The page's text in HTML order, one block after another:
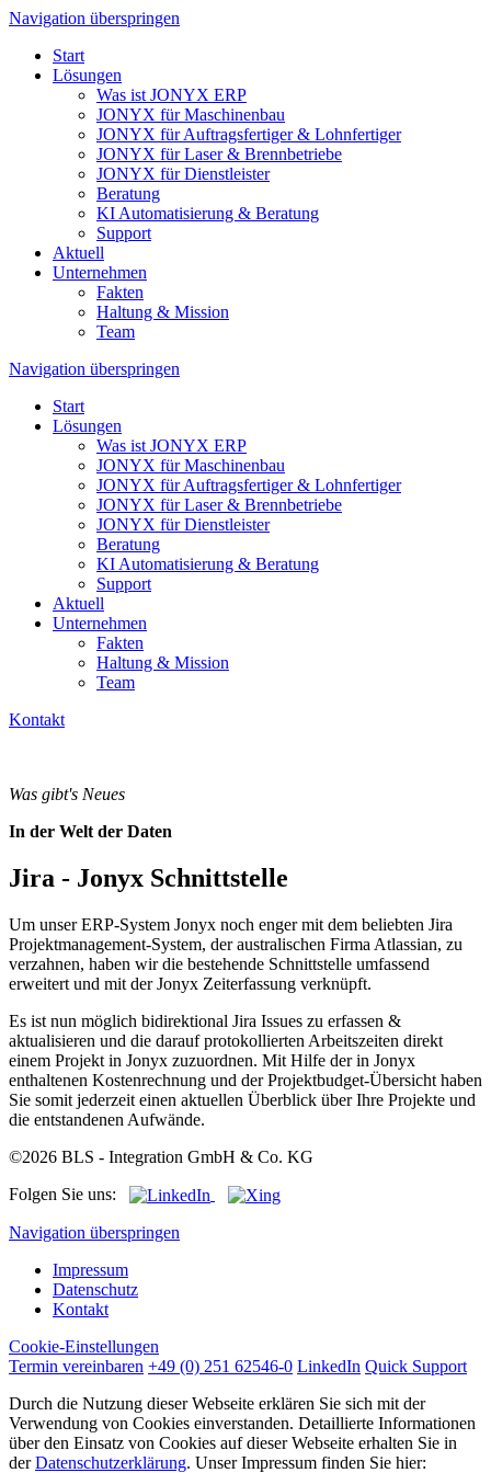
Navigation überspringen
Start
Lösungen
Was ist JONYX ERP
JONYX für Maschinenbau
JONYX für Auftragsfertiger & Lohnfertiger
JONYX für Laser & Brennbetriebe
JONYX für Dienstleister
Beratung
KI Automatisierung & Beratung
Support
Aktuell
Unternehmen
Fakten
Haltung & Mission
Team
Navigation überspringen
Start
Lösungen
Was ist JONYX ERP
JONYX für Maschinenbau
JONYX für Auftragsfertiger & Lohnfertiger
JONYX für Laser & Brennbetriebe
JONYX für Dienstleister
Beratung
KI Automatisierung & Beratung
Support
Aktuell
Unternehmen
Fakten
Haltung & Mission
Team
Kontakt
Was gibt's Neues
In der Welt der Daten
Jira - Jonyx Schnittstelle
Um unser ERP-System Jonyx noch enger mit dem beliebten Jira
Projektmanagement-System, der australischen Firma Atlassian, zu
verzahnen, haben wir die bestehende Schnittstelle umfassend
erweitert und mit der Jonyx Zeiterfassung verknüpft.
Es ist nun möglich bidirektional Jira Issues zu erfassen &
aktualisieren und die darauf protokollierten Arbeitszeiten direkt
einem Projekt in Jonyx zuzuordnen. Mit Hilfe der in Jonyx
enthaltenen Kostenrechnung und der Projektbudget-Übersicht haben
Sie somit jederzeit einen aktuellen Überblick über Ihre Projekte und
die entstandenen Aufwände.
©2026 BLS - Integration GmbH & Co. KG
Folgen Sie uns:
Navigation überspringen
Impressum
Datenschutz
Kontakt
Cookie-Einstellungen
Termin vereinbaren +49 (0) 251 62546-0 LinkedIn Quick Support
Durch die Nutzung dieser Webseite erklären Sie sich mit der
Verwendung von Cookies einverstanden. Detaillierte Informationen
über den Einsatz von Cookies auf dieser Webseite erhalten Sie in
derDatenschutzerklärung. Unser Impressum finden Sie hier: